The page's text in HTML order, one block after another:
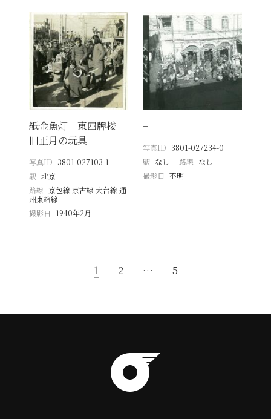
紙金魚灯 東四牌楼
旧正月の玩具
写真ID 3801-027103-1
駅 北京
路線 京包線 京古線 大台線 通
州東站線
撮影日
1940年2月
−
写真ID 3801-027234-0
駅 なし 路線 なし
撮影日 不明
1 2 … 5